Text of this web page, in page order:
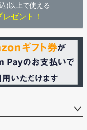
)以上で使える
ゼント！